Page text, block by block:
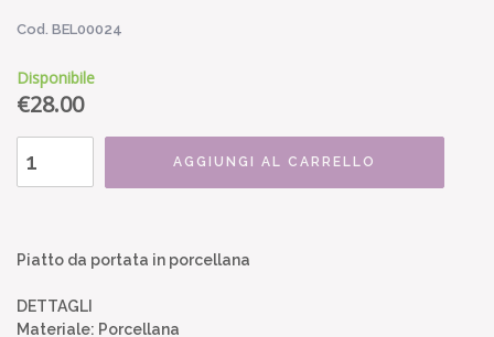
Cod. BEL00024
Disponibile
€28.00
AGGIUNGI AL CARRELLO
Piatto da portata in porcellana
DETTAGLI
Materiale: Porcellana